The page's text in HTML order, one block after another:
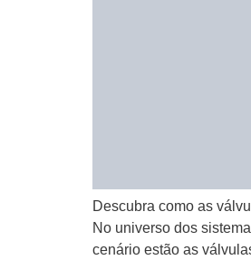
Descubra como as
No universo dos
cenário estão as